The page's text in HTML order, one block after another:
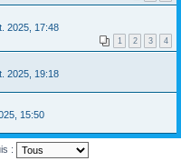
2025, 17:48
1 2 3 4
2025, 19:18
15:50
: